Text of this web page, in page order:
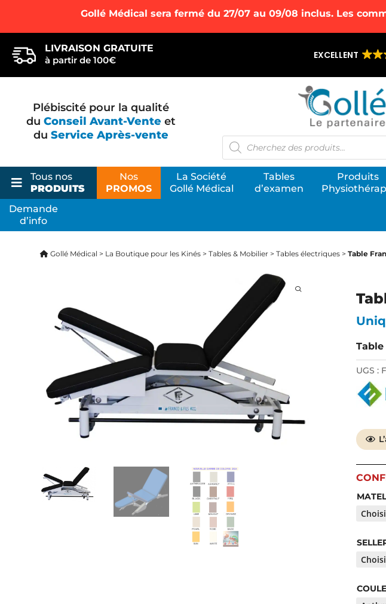
Gollé Médical sera fermé du 27/07 au 09/08 inclus. Les
LIVRAISON GRATUITE
à partir de 100€
EXCELLENT
Plébiscité pour la qualité
duConseil Avant-Vente et
duService Après-vente
Recherche
de
produits
Tous nos
PRODUITS
La Boutique de vente en ligne
ostéopathes et les cabinets médicaux.
Nous vous apportons un choix des
marques, un conseil personnalisé, une
hors pair !
Conseil personnalisé
Nos
PROMOS
La Société
Gollé Médical
Tables
d’examen
Produits
Demande
d’info
Gollé Médical > La Boutique pour les Kinés >Tables & Mobilier >Tables électriques >Table
UGS :